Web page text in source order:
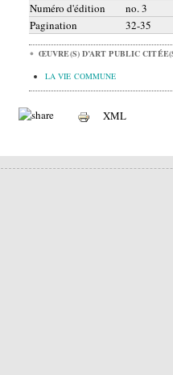
Numéro d'édition
no. 3
Pagination
32-35
ŒUVRE(S) D’ART PUBLIC
LA VIE COMMUNE
XML